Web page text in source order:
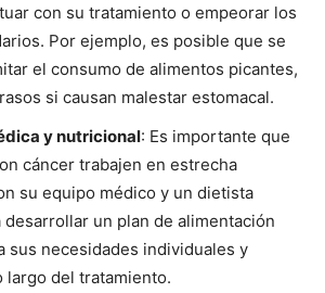
con su tratamiento o empeorar los
Por ejemplo, es posible que se
el consumo de alimentos picantes,
si causan malestar estomacal.
y nutricional: Es importante que
cáncer trabajen en estrecha
su equipo médico y un dietista
un plan de alimentación
sus necesidades individuales y
largo del tratamiento.